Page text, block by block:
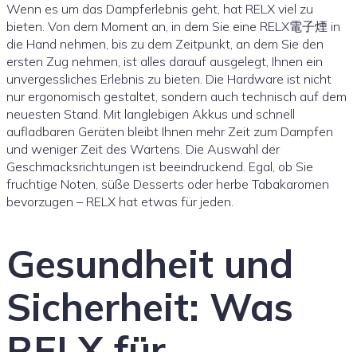
Wenn es um das Dampferlebnis geht, hat RELX viel zu
bieten. Von dem Moment an, in dem Sie eine RELX電子煙 in
die Hand nehmen, bis zu dem Zeitpunkt, an dem Sie den
ersten Zug nehmen, ist alles darauf ausgelegt, Ihnen ein
unvergessliches Erlebnis zu bieten. Die Hardware ist nicht
nur ergonomisch gestaltet, sondern auch technisch auf dem
neuesten Stand. Mit langlebigen Akkus und schnell
aufladbaren Geräten bleibt Ihnen mehr Zeit zum Dampfen
und weniger Zeit des Wartens. Die Auswahl der
Geschmacksrichtungen ist beeindruckend. Egal, ob Sie
fruchtige Noten, süße Desserts oder herbe Tabakaromen
bevorzugen – RELX hat etwas für jeden.
Gesundheit und
Sicherheit: Was